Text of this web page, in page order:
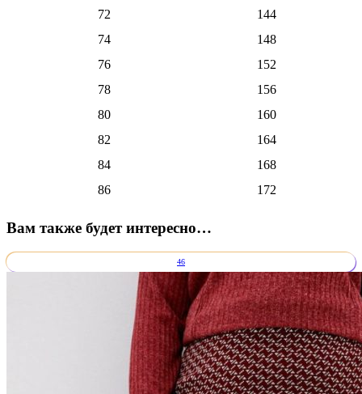
72
144
74
148
76
152
78
156
80
160
82
164
84
168
86
172
Вам также будет интересно…
46